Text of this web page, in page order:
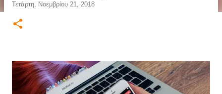
Τετάρτη, Νοεμβρίου 21, 2018